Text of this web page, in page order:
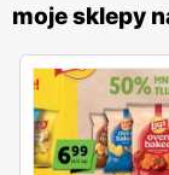
moje sklepy